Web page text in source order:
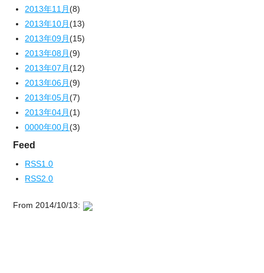
2013年11月(8)
2013年10月(13)
2013年09月(15)
2013年08月(9)
2013年07月(12)
2013年06月(9)
2013年05月(7)
2013年04月(1)
0000年00月(3)
Feed
RSS1.0
RSS2.0
From 2014/10/13: